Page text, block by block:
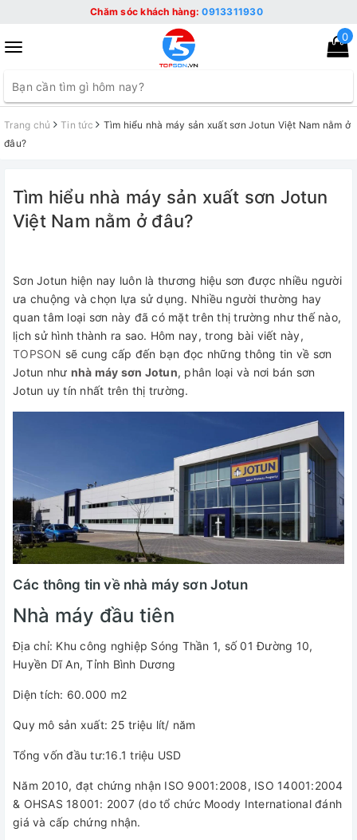
Chăm sóc khách hàng:0913311930
Toggle
0
Trang chủ Tin tức
Tìm hiểu nhà máy sản xuất sơn Jotun Việt Nam nằm ở
đâu?
Tìm hiểu nhà máy sản xuất sơn Jotun
Việt Nam nằm ở đâu?
Sơn Jotun hiện nay luôn là thương hiệu sơn được nhiều người
ưa chuộng và chọn lựa sử dụng. Nhiều người thường hay
quan tâm loại sơn này đã có mặt trên thị trường như thế nào,
lịch sử hình thành ra sao. Hôm nay, trong bài viết này,
TOPSON sẽ cung cấp đến bạn đọc những thông tin về sơn
Jotun như nhà máy sơn Jotun, phân loại và nơi bán sơn
Jotun uy tín nhất trên thị trường.
Các thông tin về nhà máy sơn Jotun
Nhà máy đầu tiên
Địa chỉ: Khu công nghiệp Sóng Thần 1, số 01 Đường 10,
Huyền Dĩ An, Tỉnh Bình Dương
Diện tích: 60.000 m2
Quy mô sản xuất: 25 triệu lít/ năm
Tổng vốn đầu tư:16.1 triệu USD
Năm 2010, đạt chứng nhận ISO 9001:2008, ISO 14001:2004
& OHSAS 18001: 2007 (do tổ chức Moody International đánh
giá và cấp chứng nhận.